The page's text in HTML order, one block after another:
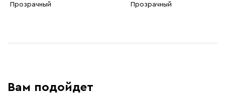
Прозрачный
Прозрачный
Вам подойдет